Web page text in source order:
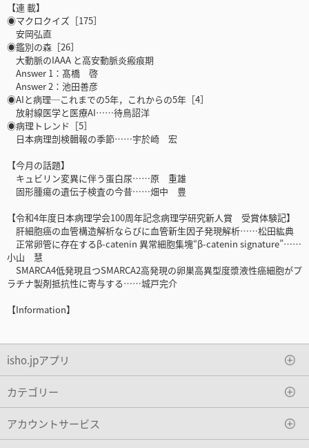
【連 載】
◉マクロクイズ［175］
安岡弘直
◉鑑別の森［26］
大動脈のIAAA と高安動脈炎瘢痕期
Answer 1：髙橋 啓
Answer 2：池田善彦
◉AIと病理─これまでの5年，これからの5年［4］
放射線医学と医療AI……待鳥詔洋
◉病理トレンド［5］
日本病理剖検輯報の季節……宇於崎 宏
【今月の話題】
キュビリン変異に伴う蛋白尿……原 重雄
固形腫瘍の遺伝子検査の今昔……畑中 豊
【令和4年度日本病理学会100周年記念病理学研究新人賞 受賞体験記】
肝細胞癌の血管構造解析ならびに血管新生因子発現解析……松田紘典
正常卵管に存在するβ-catenin 異常細胞集塊“β-catenin signature”……
小山 慧
SMARCA4低発現且つSMARCA2高発現の卵巣高異型度漿液性癌細胞がプ
ラチナ製剤抵抗性に寄与する……城戸完介
【Information】
isho.jpアプリ
カテゴリー
アカウントサービス